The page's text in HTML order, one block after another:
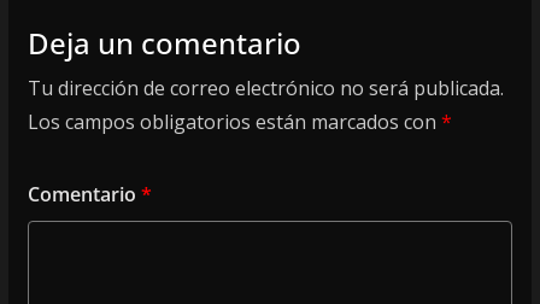
Deja un comentario
Tu dirección de correo electrónico no será publicada.
Los campos obligatorios están marcados con *
Comentario *